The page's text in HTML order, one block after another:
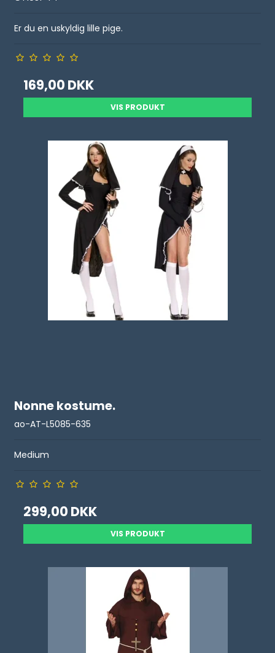
Er du en uskyldig lille pige.
169,00 DKK
VIS PRODUKT
Nonne kostume.
ao-AT-L5085-635
Medium
299,00 DKK
VIS PRODUKT